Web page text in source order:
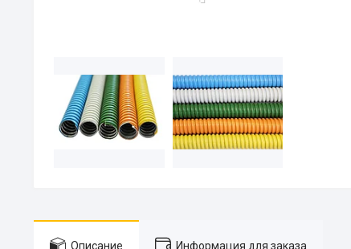
Описание Информация для заказа